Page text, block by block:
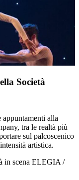
Società
alla
tra le realtà più
sul palcoscenico
artistica.
in scena ELEGIA /